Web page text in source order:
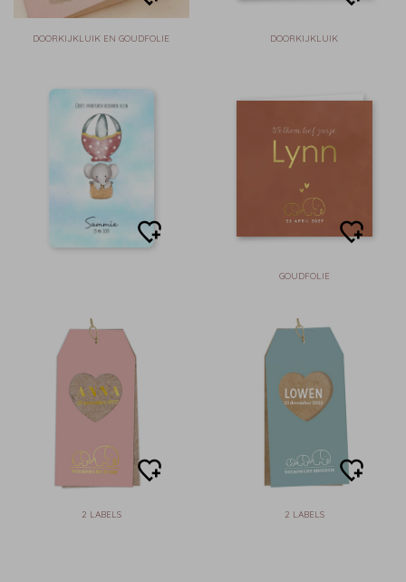
DOORKIJKLUIK EN GOUDFOLIE DOORKIJKLUIK
GOUDFOLIE
2 LABELS 2 LABELS